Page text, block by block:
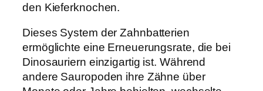
den Kieferknochen.
Dieses System der Zahnbatterien
ermöglichte eine Erneuerungsrate, die bei
Dinosauriern einzigartig ist. Während
andere Sauropoden ihre Zähne über